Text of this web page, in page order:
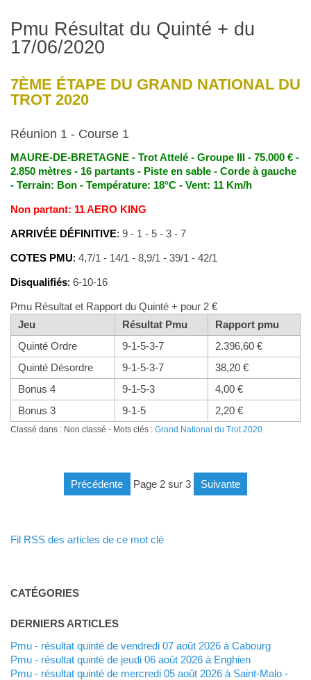
Pmu Résultat du Quinté + du
17/06/2020
7ÈME ÉTAPE DU GRAND NATIONAL DU
TROT 2020
Réunion 1 - Course 1
MAURE-DE-BRETAGNE - Trot Attelé - Groupe III - 75.000 € -
2.850 mètres - 16 partants - Piste en sable - Corde à gauche
- Terrain: Bon - Température: 18°C - Vent: 11 Km/h
Non partant: 11 AERO KING
ARRIVÉE DÉFINITIVE: 9 - 1 - 5 - 3 - 7
COTES PMU: 4,7/1 - 14/1 - 8,9/1 - 39/1 - 42/1
Disqualifiés: 6-10-16
Pmu Résultat et Rapport du Quinté + pour 2 €
Jeu
Résultat Pmu
Rapport pmu
Quinté Ordre
9-1-5-3-7
2.396,60 €
Quinté Désordre
9-1-5-3-7
38,20 €
Bonus 4
9-1-5-3
4,00 €
Bonus 3
9-1-5 2,20 €
Classé dans : Non classé - Mots clés : Grand National du Trot 2020
précédente page 2 sur 3 suivante
Fil RSS des articles de ce mot clé
CATÉGORIES
DERNIERS ARTICLES
Pmu - résultat quinté de vendredi 07 août 2026 à Cabourg
Pmu - résultat quinté de jeudi 06 août 2026 à Enghien
Pmu - résultat quinté de mercredi 05 août 2026 à Saint-Malo -